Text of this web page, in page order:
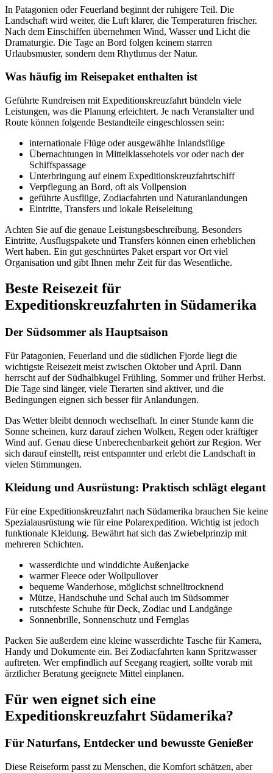
In Patagonien oder Feuerland beginnt der ruhigere Teil. Die
Landschaft wird weiter, die Luft klarer, die Temperaturen frischer.
Nach dem Einschiffen übernehmen Wind, Wasser und Licht die
Dramaturgie. Die Tage an Bord folgen keinem starren
Urlaubsmuster, sondern dem Rhythmus der Natur.
Was häufig im Reisepaket enthalten ist
Geführte Rundreisen mit Expeditionskreuzfahrt bündeln viele
Leistungen, was die Planung erleichtert. Je nach Veranstalter und
Route können folgende Bestandteile eingeschlossen sein:
internationale Flüge oder ausgewählte Inlandsflüge
Übernachtungen in Mittelklassehotels vor oder nach der
Schiffspassage
Unterbringung auf einem Expeditionskreuzfahrtschiff
Verpflegung an Bord, oft als Vollpension
geführte Ausflüge, Zodiacfahrten und Naturanlandungen
Eintritte, Transfers und lokale Reiseleitung
Achten Sie auf die genaue Leistungsbeschreibung. Besonders
Eintritte, Ausflugspakete und Transfers können einen erheblichen
Wert haben. Ein gut geschnürtes Paket erspart vor Ort viel
Organisation und gibt Ihnen mehr Zeit für das Wesentliche.
Beste Reisezeit für
Expeditionskreuzfahrten in Südamerika
Der Südsommer als Hauptsaison
Für Patagonien, Feuerland und die südlichen Fjorde liegt die
wichtigste Reisezeit meist zwischen Oktober und April. Dann
herrscht auf der Südhalbkugel Frühling, Sommer und früher Herbst.
Die Tage sind länger, viele Tierarten sind aktiver, und die
Bedingungen eignen sich besser für Anlandungen.
Das Wetter bleibt dennoch wechselhaft. In einer Stunde kann die
Sonne scheinen, kurz darauf ziehen Wolken, Regen oder kräftiger
Wind auf. Genau diese Unberechenbarkeit gehört zur Region. Wer
sich darauf einstellt, reist entspannter und erlebt die Landschaft in
vielen Stimmungen.
Kleidung und Ausrüstung: Praktisch schlägt elegant
Für eine Expeditionskreuzfahrt nach Südamerika brauchen Sie keine
Spezialausrüstung wie für eine Polarexpedition. Wichtig ist jedoch
funktionale Kleidung. Bewährt hat sich das Zwiebelprinzip mit
mehreren Schichten.
wasserdichte und winddichte Außenjacke
warmer Fleece oder Wollpullover
bequeme Wanderhose, möglichst schnelltrocknend
Mütze, Handschuhe und Schal auch im Südsommer
rutschfeste Schuhe für Deck, Zodiac und Landgänge
Sonnenbrille, Sonnenschutz und Fernglas
Packen Sie außerdem eine kleine wasserdichte Tasche für Kamera,
Handy und Dokumente ein. Bei Zodiacfahrten kann Spritzwasser
auftreten. Wer empfindlich auf Seegang reagiert, sollte vorab mit
ärztlicher Beratung geeignete Mittel einplanen.
Für wen eignet sich eine
Expeditionskreuzfahrt Südamerika?
Für Naturfans, Entdecker und bewusste Genießer
Diese Reiseform passt zu Menschen, die Komfort schätzen, aber